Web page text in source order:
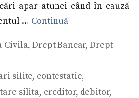
apar atunci când în cauză
… Continuă
Civila, Drept Bancar, Drept
silite, contestatie,
silita, creditor, debitor,